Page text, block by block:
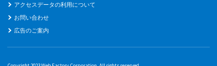
アクセスデータの利用について
お問い合わせ
広告のご案内